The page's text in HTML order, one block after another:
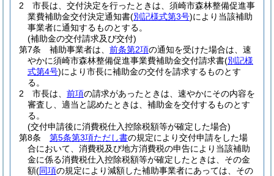
2
市長は、交付決定を行ったときは、須崎市森林整備促進事
業費補助金交付決定通知書(別記様式第3号)により当該補助
事業者に通知するものとする。
(補助金の交付請求及び交付)
第7条
補助事業者は、 前条第2項の通知を受けた場合は、速
やかに須崎市森林整備促進事業費補助金交付請求書(別記様
式第4号)により市長に補助金の交付を請求するものとす
る。
2
市長は、 前項の請求があったときは、速やかにその内容を
審査し、適当と認めたときは、補助金を交付するものとす
る。
(交付申請後に消費税仕入控除税額等が確定した場合)
第8条
第5条第3項ただし書の規定により交付申請をした場
合において、消費税及び地方消費税の申告により当該補助
金に係る消費税仕入控除税額等が確定したときは、その金
額(同項の規定により減額した補助事業者にあっては、その